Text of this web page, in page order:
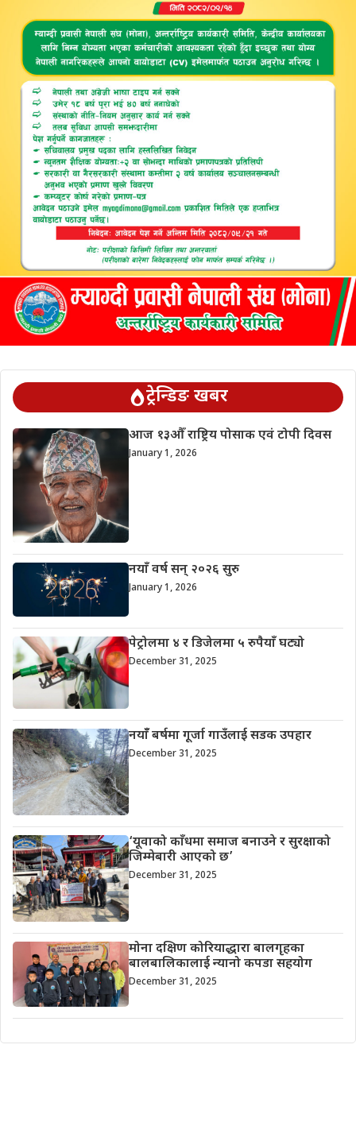
ट्रेन्डिङ खबर
आज १३औँ राष्ट्रिय पोसाक एवं टोपी दिवस
January 1, 2026
नयाँ वर्ष सन् २०२६ सुरु
January 1, 2026
पेट्रोलमा ४ र डिजेलमा ५ रुपैयाँ घट्यो
December 31, 2025
नयाँँ बर्षमा गूर्जा गाउँलाई सडक उपहार
December 31, 2025
‘यूवाको काँधमा समाज बनाउने र सुरक्षाको
जिम्मेबारी आएको छ’
December 31, 2025
मोना दक्षिण कोरियाद्धारा बालगृहका
बालबालिकालाई न्यानो कपडा सहयोग
December 31, 2025